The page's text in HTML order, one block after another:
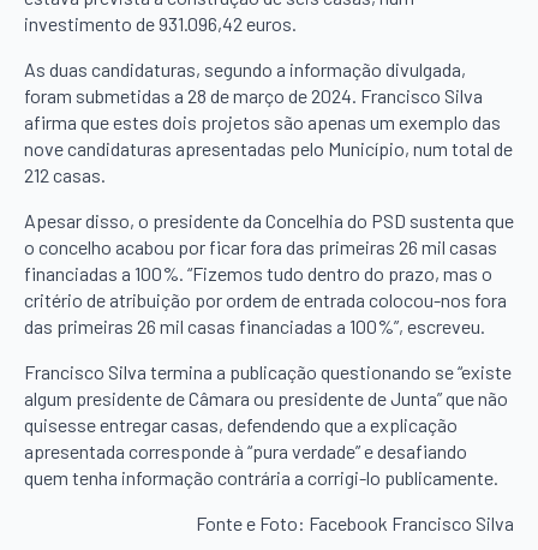
investimento de 931.096,42 euros.
As duas candidaturas, segundo a informação divulgada,
foram submetidas a 28 de março de 2024. Francisco Silva
afirma que estes dois projetos são apenas um exemplo das
nove candidaturas apresentadas pelo Município, num total de
212 casas.
Apesar disso, o presidente da Concelhia do PSD sustenta que
o concelho acabou por ficar fora das primeiras 26 mil casas
financiadas a 100%. “Fizemos tudo dentro do prazo, mas o
critério de atribuição por ordem de entrada colocou-nos fora
das primeiras 26 mil casas financiadas a 100%”, escreveu.
Francisco Silva termina a publicação questionando se “existe
algum presidente de Câmara ou presidente de Junta” que não
quisesse entregar casas, defendendo que a explicação
apresentada corresponde à “pura verdade” e desafiando
quem tenha informação contrária a corrigi-lo publicamente.
Fonte e Foto: Facebook Francisco Silva